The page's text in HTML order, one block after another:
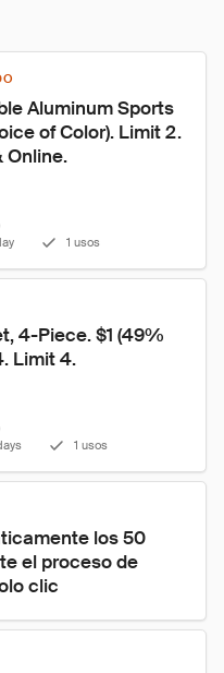
Aluminum Sports
of Color). Limit 2.
Online.
1 usos
4-Piece. $1 (49%
Limit 4.
1 usos
los 50
el proceso de
clic